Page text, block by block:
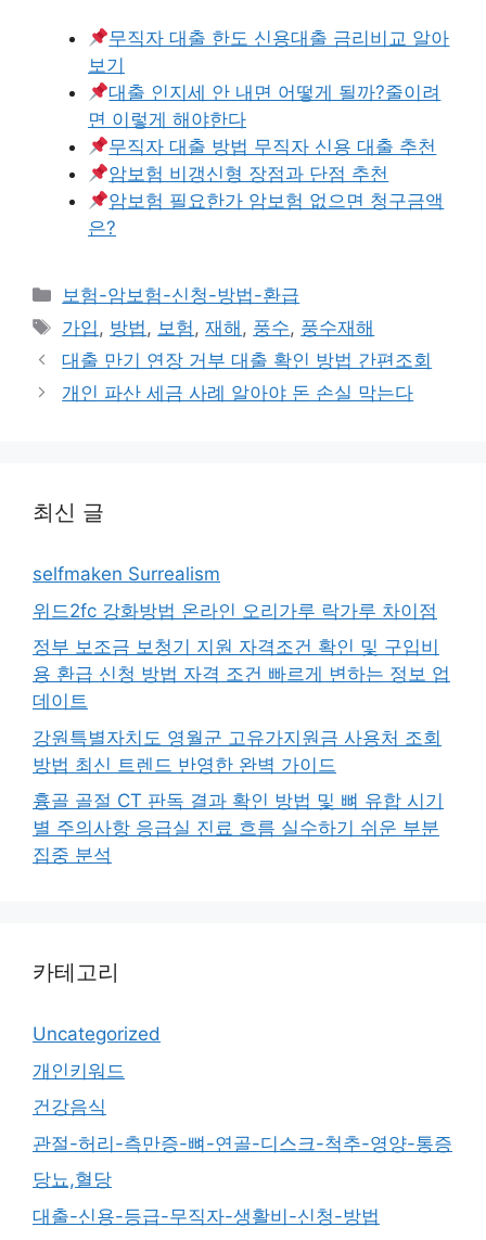
무직자 대출 한도 신용대출 금리비교 알아
보기
대출 인지세 안 내면 어떻게 될까?줄이려
면 이렇게 해야한다
무직자 대출 방법 무직자 신용 대출 추천
암보험 비갱신형 장점과 단점 추천
암보험 필요한가 암보험 없으면 청구금액
은?
카
테
리
보험-암보험-신청-방법-환급
태
그
가입, 방법, 보험,재해 , 풍수, 풍수재해
대출 만기 연장 거부 대출 확인 방법 간편조회
개인 파산 세금 사례 알아야 돈 손실 막는다
최신 글
selfmaken Surrealism
위드2fc 강화방법 온라인 오리가루 락가루 차이점
정부 보조금 보청기 지원 자격조건 확인 및 구입비
용 환급 신청 방법 자격 조건 빠르게 변하는 정보 업
데이트
강원특별자치도 영월군 고유가지원금 사용처 조회
방법 최신 트렌드 반영한 완벽 가이드
흉골 골절 CT 판독 결과 확인 방법 및 뼈 유합 시기
별 주의사항 응급실 진료 흐름 실수하기 쉬운 부분
집중 분석
카테고리
Uncategorized
개인키워드
건강음식
관절-허리-측만증-뼈-연골-디스크-척추-영양-통증
당뇨,혈당
대출-신용-등급-무직자-생활비-신청-방법